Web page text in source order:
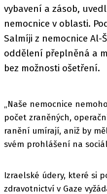
vybavení a zásob,
nemocnice v oblasti.
Salmíji z nemocnice Al-
oddělení přeplněná a
bez možnosti ošetření.
„Naše nemocnice
počet zraněných,
ranění umírají, aniž by
svém prohlášení na
Izraelské údery, které si
zdravotnictví v Gaze